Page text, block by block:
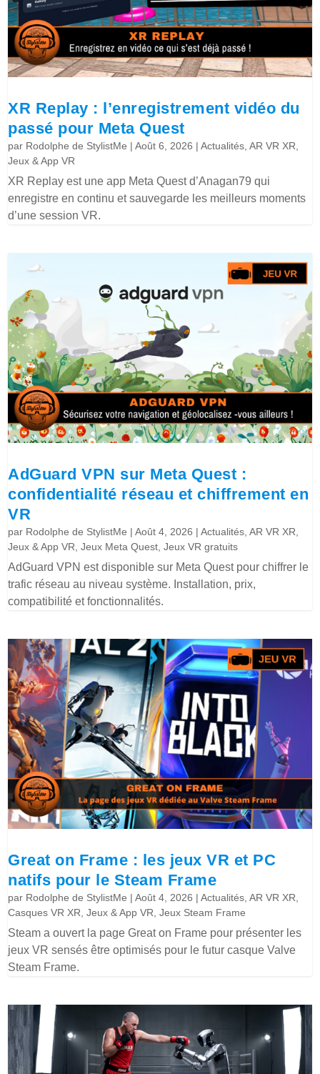
XR Replay : l’enregistrement vidéo du
passé pour Meta Quest
par Rodolphe de StylistMe |Août 6, 2026 |Actualités ,AR VR XR
Jeux & App VR
XR Replay est une app Meta Quest d’Anagan79 qui
enregistre en continu et sauvegarde les meilleurs moments
d’une session VR.
AdGuard VPN sur Meta Quest :
confidentialité réseau et chiffrement en
VR
par Rodolphe de StylistMe |Août 4, 2026 |Actualités ,AR VR XR
Jeux & App VR ,Jeux Meta Quest ,Jeux VR gratuits
AdGuard VPN est disponible sur Meta Quest pour chiffrer le
trafic réseau au niveau système. Installation, prix,
compatibilité et fonctionnalités.
Great on Frame : les jeux VR et PC
natifs pour le Steam Frame
par Rodolphe de StylistMe |Août 4, 2026 |Actualités ,AR VR XR
Casques VR XR ,Jeux & App VR ,Jeux Steam Frame
Steam a ouvert la page Great on Frame pour présenter les
jeux VR sensés être optimisés pour le futur casque Valve
Steam Frame.